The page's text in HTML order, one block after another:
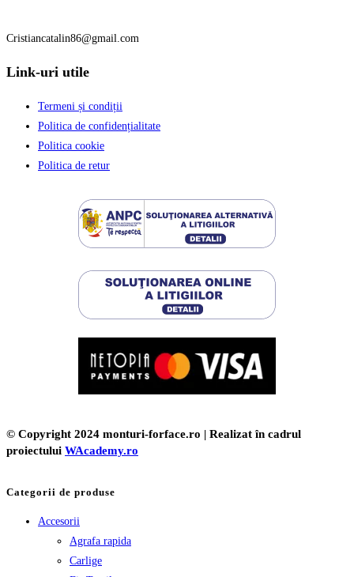
Cristiancatalin86@gmail.com
Link-uri utile
Termeni și condiții
Politica de confidențialitate
Politica cookie
Politica de retur
© Copyright 2024 monturi-forface.ro | Realizat în cadrul
proiectului WAcademy.ro
Categorii de produse
Accesorii
Agrafa rapida
Carlige